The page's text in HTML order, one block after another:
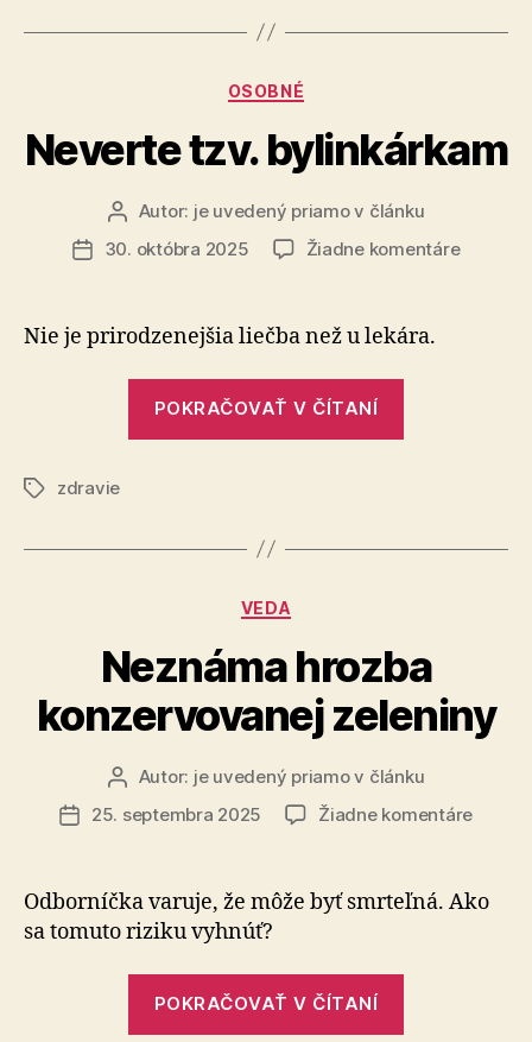
Kategórie
OSOBNÉ
Neverte tzv. bylinkárkam
Autor
článku
Autor: je uvedený priamo v článku
Dátum30. októbra 2025 Žiadne komentárena
Nie je prirodzenejšia liečba než u lekára.
POKRAČOVAŤ V ČÍTANÍ
Značkyzdravie
Kategórie
VEDA
Neznáma hrozba
konzervovanej zeleniny
Autor
článku
Autor: je uvedený priamo v článku
Dátum
25. septembra 2025 Žiadne komentárena
Odborníčka varuje, že môže byť smrteľná. Ako
sa tomuto riziku vyhnúť?
POKRAČOVAŤ V ČÍTANÍ